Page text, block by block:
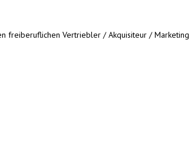
freiberuflichen Vertriebler / Akquisiteur /